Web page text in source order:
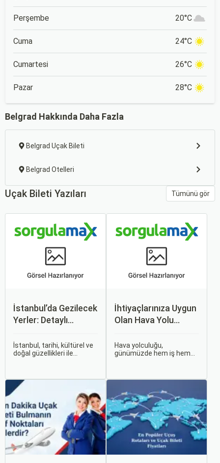
Perşembe 20°C
Cuma 24°C
Cumartesi 26°C
Pazar 28°C
Belgrad Hakkında Daha Fazla
Belgrad Uçak Bileti
Belgrad Otelleri
Uçak Bileti Yazıları Tümünü gör
İstanbul’da Gezilecek
Yerler: Detaylı
İstanbul, tarihi, kültürel ve
doğal güzellikleri ile
binlerce yıllık tarihine
rağmen modern dünyanın
dinamikleriyle uyum içinde
yaşamaktadır.
İhtiyaçlarınıza Uygun
Olan Hava Yolu
Seçersiniz?
Hava yolculuğu,
günümüzde hem iş hem
firması sunduğu hizmetler
ve fiyatlandırma politikaları
açısından farklılık gösterir.